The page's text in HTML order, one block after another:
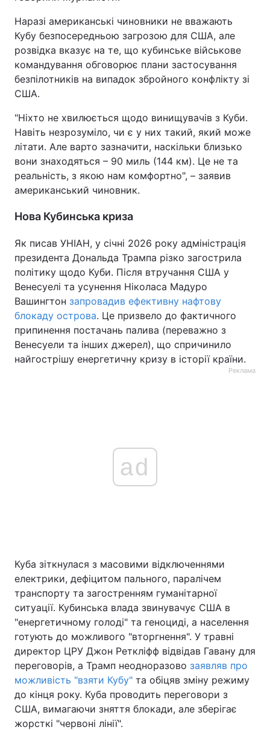
Наразі американські чиновники не вважають
Кубу безпосередньою загрозою для США, але
розвідка вказує на те, що кубинське військове
командування обговорює плани застосування
безпілотників на випадок збройного конфлікту зі
США.
"Ніхто не хвилюється щодо винищувачів з Куби.
Навіть незрозуміло, чи є у них такий, який може
літати. Але варто зазначити, наскільки близько
вони знаходяться – 90 миль (144 км). Це не та
реальність, з якою нам комфортно", – заявив
американський чиновник.
Нова Кубинська криза
Як писав УНІАН, у січні 2026 року адміністрація
президента Дональда Трампа різко загострила
політику щодо Куби. Після втручання США у
Венесуелі та усунення Ніколаса Мадуро
Вашингтон запровадив ефективну нафтову
блокаду острова. Це призвело до фактичного
припинення постачань палива (переважно з
Венесуели та інших джерел), що спричинило
найгострішу енергетичну кризу в історії країни.
Реклама
ad
Куба зіткнулася з масовими відключеннями
електрики, дефіцитом пального, паралічем
транспорту та загостренням гуманітарної
ситуації. Кубинська влада звинувачує США в
"енергетичному голоді" та геноциді, а населення
готують до можливого "вторгнення". У травні
директор ЦРУ Джон Реткліфф відвідав Гавану для
переговорів, а Трамп неодноразово заявляв про
можливість "взяти Кубу" та обіцяв зміну режиму
до кінця року. Куба проводить переговори з
США, вимагаючи зняття блокади, але зберігає
жорсткі "червоні лінії".